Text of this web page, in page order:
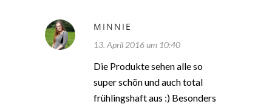
MINNIE
13. April 2016 um 10:40
Die Produkte sehen alle so
super schön und auch total
frühlingshaft aus :) Besonders